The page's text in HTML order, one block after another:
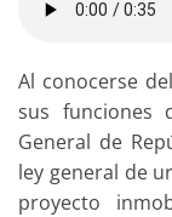
Al conocerse
sus funciones
General de
ley general de
proyecto